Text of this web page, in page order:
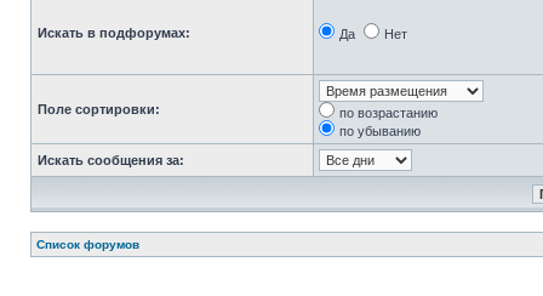
Искать в подфорумах: Да Нет
Поле сортировки:
по возрастанию
по убыванию
Искать сообщения за:
Список форумов